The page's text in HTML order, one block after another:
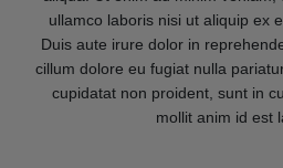
ullamco laboris nisi ut aliquip ex
Duis aute irure dolor in
cillum dolore eu fugiat nulla
cupidatat non proident, sunt in
mollit anim id est